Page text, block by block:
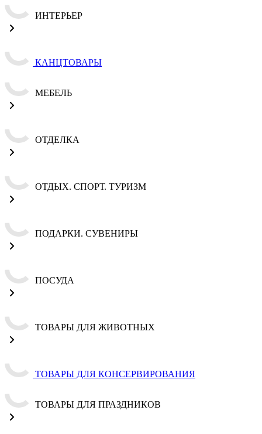
ИНТЕРЬЕР
КАНЦТОВАРЫ
МЕБЕЛЬ
ОТДЕЛКА
ОТДЫХ. СПОРТ. ТУРИЗМ
ПОДАРКИ. СУВЕНИРЫ
ПОСУДА
ТОВАРЫ ДЛЯ ЖИВОТНЫХ
ТОВАРЫ ДЛЯ КОНСЕРВИРОВАНИЯ
ТОВАРЫ ДЛЯ ПРАЗДНИКОВ